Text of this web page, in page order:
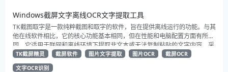
生了做一个适用范围更广的屏幕自动抓取上传，只需要事先设定好指定位置
（允许多个），工具就会定时截图并往指定的地址推送，适合需要定时监听
指定屏幕区域内容来判断内容是否变更的业务。
Windows截屏文字离线OCR文字提取工具
TK截图取字是一款纯粹截图和取字的软件，旨在提供离线运行的功能。与其
他在线软件相比，它的核心功能基本相同，但在性能和电脑配置方面有所不
同。它适用于联网和离线环境下提取非文本或无法复制粘贴的文字内容。采
用paddleocr识别引擎，具有高识别率和准确性。建议下载TK截屏精灵以体
验识别效果。
TK截屏精灵 截屏软件 图片文字提取 图片OCR
截屏OCR
文字OCR识别